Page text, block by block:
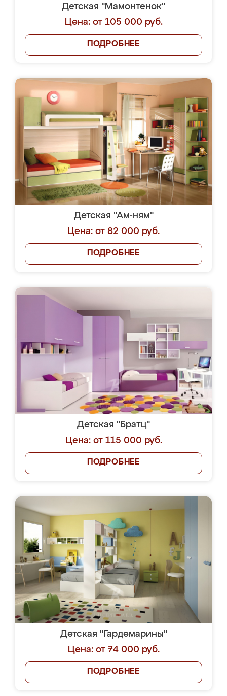
Детская "Мамонтенок"
Цена: от 105 000 руб.
ПОДРОБНЕЕ
Детская "Ам-ням"
Цена: от 82 000 руб.
ПОДРОБНЕЕ
Детская "Братц"
Цена: от 115 000 руб.
ПОДРОБНЕЕ
Детская "Гардемарины"
Цена: от 74 000 руб.
ПОДРОБНЕЕ